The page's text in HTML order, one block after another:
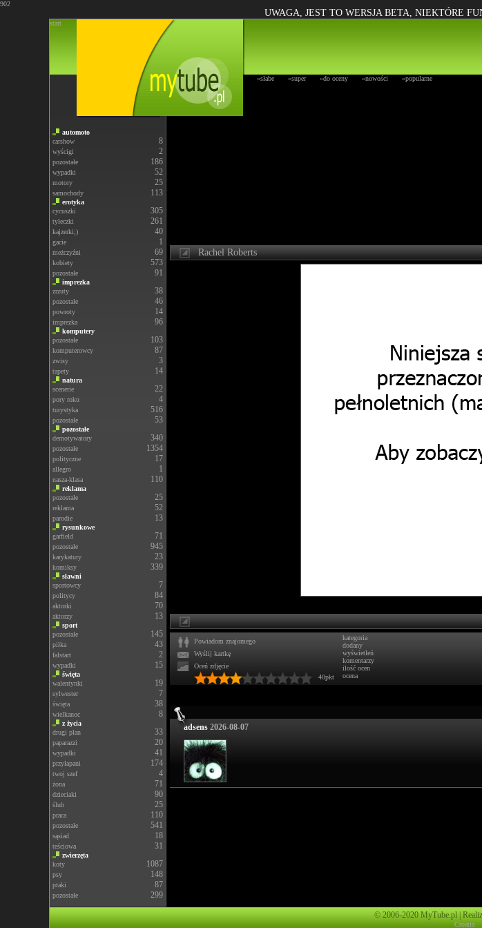
902
UWAGA, JEST TO WERSJA BETA, NIEKTÓRE
start
»słabe »super »do oceny »nowości »popularne
automoto
carshow
8
wyścigi 2
pozostałe 186
wypadki 52
motory 25
samochody 113
erotyka
cycuszki
305
tyłeczki 261
kajzerki;) 40
gacie 1
meżczyźni 69
kobiety 573
pozostałe 91
imprezka
zrzuty
38
pozostałe 46
powroty 14
imprezka 96
komputery
pozostałe
103
komputerowcy 87
zwisy 3
tapety 14
natura
scenerie
22
pory roku 4
turystyka 516
pozostałe 53
pozostałe
demotywatory
340
pozostałe 1354
polityczne 17
allegro 1
nasza-klasa 110
reklama
pozostałe
25
reklama 52
parodie 13
rysunkowe
garfield
71
pozostałe 945
karykatury 23
komiksy 339
sławni
sportowcy
7
politycy 84
aktorki 70
aktorzy 13
sport
pozostałe
145
piłka 43
falstart 2
wypadki 15
święta
walentynki
19
sylwester 7
święta 38
wielkanoc 8
z życia
drugi plan
33
paparazzi 20
wypadki 41
przyłapani 174
twoj szef 4
żona 71
dzieciaki 90
ślub 25
praca 110
pozostałe 541
sąsiad 18
teściowa 31
zwierzęta
koty
1087
psy 148
ptaki 87
pozostałe 299
Rachel Roberts
Powiadom znajomego
Wyślij kartkę
Oceń zdjęcie
40pkt
kategoria
dodany
wyświetleń
komentarzy
ilość ocen
ocena
adsens 2026-08-07
© 2006-2020 MyTube.pl |
Croatia